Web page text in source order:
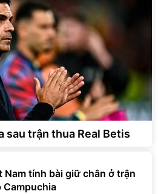
sau trận thua Real Betis
Nam tính bài giữ chân ở trận
Campuchia